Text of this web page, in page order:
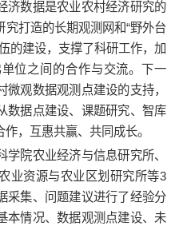
济数据是农业农村经济研究的
打造的长期观测网和“野外台
的建设，支撑了科研工作，加
位之间的合作与交流。下一
观数据观测点建设的支持，
数据点建设、课题研究、智库
，互惠共赢、共同成长。
院农业经济与信息研究所、
业资源与农业区划研究所等3
采集、问题建议进行了经验分
本情况、数据观测点建设、未